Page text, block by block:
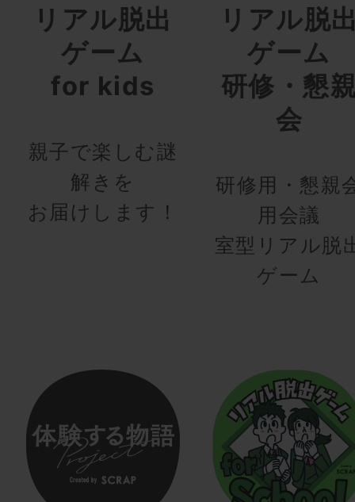
リアル脱出
ゲーム
for kids
親子で楽しむ謎
解きを
お届けします！
リアル脱
ゲーム
研修・懇
会
研修用・懇親
用会議
室型リアル脱
ゲーム